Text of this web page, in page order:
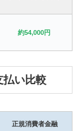
約54,000円
払い比較
正規消費者金融